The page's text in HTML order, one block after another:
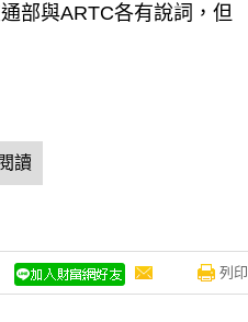
部與ARTC各有說詞，但
讀
列印